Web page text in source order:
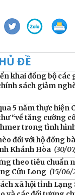
ĐỀ
khai đồng bộ các
sách giảm
5 năm thực hiện
“về tăng cường
trong tình
đối với hộ đồng
Khánh Hòa (30/
theo tiêu chuẩn
Cửu Long (15/06/
xã hội tỉnh Lạng